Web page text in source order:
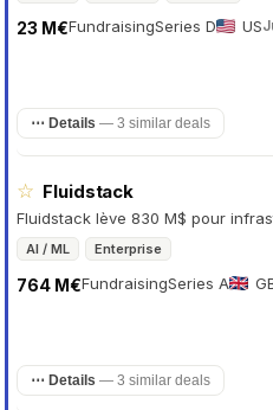
Fundraising
23 M€ Series D US
⋯ Details — 3 similar deals
☆ Fluidstack
Fluidstack lève 830 M$ pour
AI / ML Enterprise
Fundraising
764 M€ Series A
⋯ Details — 3 similar deals